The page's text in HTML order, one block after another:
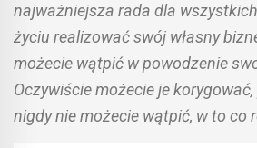
najważniejsza rada dla
życiu realizować swój własny
możecie wątpić w powodzenie
Oczywiście możecie je
nigdy nie możecie wątpić, w to co